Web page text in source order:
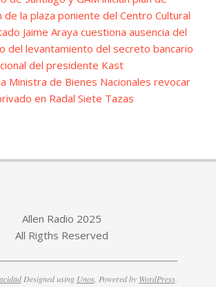
de la plaza poniente del Centro Cultural
Jaime Araya cuestiona ausencia del
del levantamiento del secreto bancario
del presidente Kast
Ministra de Bienes Nacionales revocar
en Radal Siete Tazas
Allen Radio 2025
All Rigths Reserved
Designed using Unos. Powered by WordPress.